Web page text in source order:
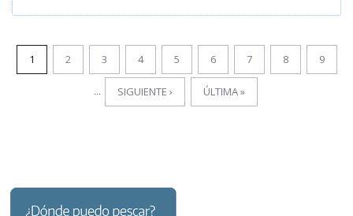
1 2 3 4 5 6 7 8 9
… SIGUIENTE › ÚLTIMA »